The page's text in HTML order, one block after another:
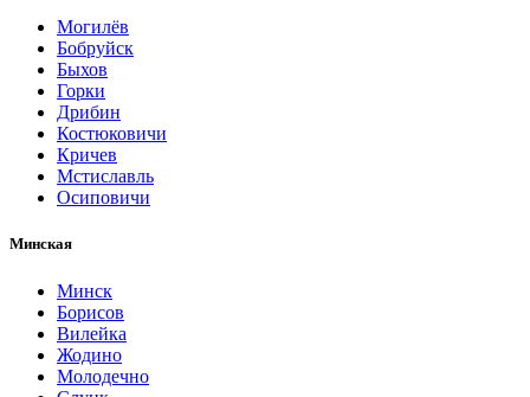
Могилёв
Бобруйск
Быхов
Горки
Дрибин
Костюковичи
Кричев
Мстиславль
Осиповичи
Минская
Минск
Борисов
Вилейка
Жодино
Молодечно